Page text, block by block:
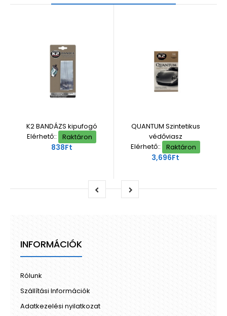
K2 BANDÁZS kipufogó
Elérhető::
Raktáron
838Ft
QUANTUM Szintetikus
védőviasz
Elérhető::
Raktáron
3,696Ft
INFORMÁCIÓK
Rólunk
Szállítási Információk
Adatkezelési nyilatkozat